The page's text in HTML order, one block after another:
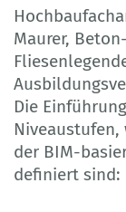
Maurer,
Die
Niveaustufen,
der BIM-
definiert sind: